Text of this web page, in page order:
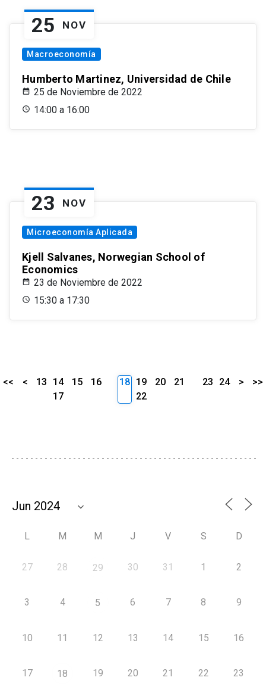
25 NOV
Macroeconomía
Humberto Martinez, Universidad de Chile
25 de Noviembre de 2022
14:00 a 16:00
23 NOV
Microeconomía Aplicada
Kjell Salvanes, Norwegian School of
Economics
23 de Noviembre de 2022
15:30 a 17:30
<< < 13 14 15
16
17
18 19 20
21
22
23 24 > >>
L M M J V S D
27 28 29 30 31 1 2
3 4 5 6 7 8 9
10 11 12 13 14 15 16
17 18 19 20 21 22 23